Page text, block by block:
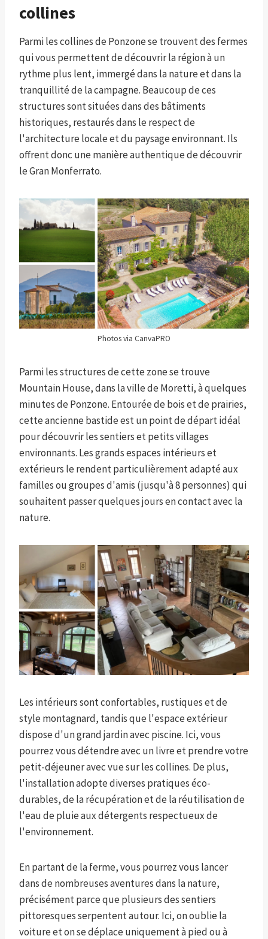
collines
Parmi les collines de Ponzone se trouvent des fermes
qui vous permettent de découvrir la région à un
rythme plus lent, immergé dans la nature et dans la
tranquillité de la campagne. Beaucoup de ces
structures sont situées dans des bâtiments
historiques, restaurés dans le respect de
l'architecture locale et du paysage environnant. Ils
offrent donc une manière authentique de découvrir
le Gran Monferrato.
Photos via CanvaPRO
Parmi les structures de cette zone se trouve
Mountain House, dans la ville de Moretti, à quelques
minutes de Ponzone. Entourée de bois et de prairies,
cette ancienne bastide est un point de départ idéal
pour découvrir les sentiers et petits villages
environnants. Les grands espaces intérieurs et
extérieurs le rendent particulièrement adapté aux
familles ou groupes d'amis (jusqu'à 8 personnes) qui
souhaitent passer quelques jours en contact avec la
nature.
Les intérieurs sont confortables, rustiques et de
style montagnard, tandis que l'espace extérieur
dispose d'un grand jardin avec piscine. Ici, vous
pourrez vous détendre avec un livre et prendre votre
petit-déjeuner avec vue sur les collines. De plus,
l'installation adopte diverses pratiques éco-
durables, de la récupération et de la réutilisation de
l'eau de pluie aux détergents respectueux de
l'environnement.
En partant de la ferme, vous pourrez vous lancer
dans de nombreuses aventures dans la nature,
précisément parce que plusieursdes sentiers
pittoresques serpentent autour. Ici, on oublie la
voiture et on se déplace uniquement à pied ou à